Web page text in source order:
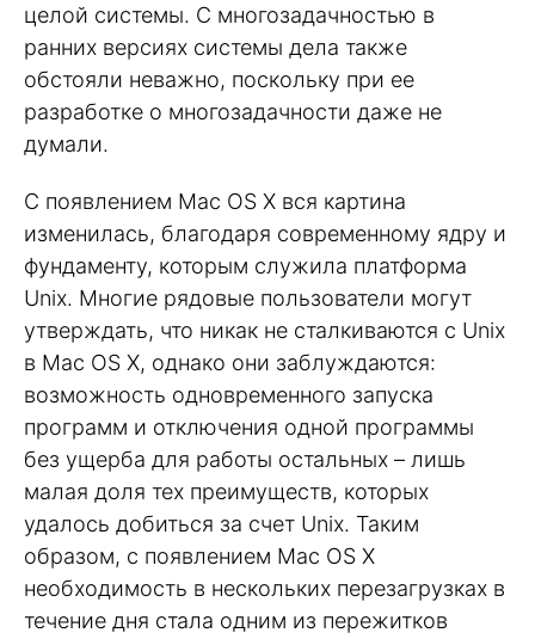
целой системы. С многозадачностью в
ранних версиях системы дела также
обстояли неважно, поскольку при ее
разработке о многозадачности даже не
думали.
С появлением Mac OS X вся картина
изменилась, благодаря современному ядру и
фундаменту, которым служила платформа
Unix. Многие рядовые пользователи могут
утверждать, что никак не сталкиваются с Unix
в Mac OS X, однако они заблуждаются:
возможность одновременного запуска
программ и отключения одной программы
без ущерба для работы остальных – лишь
малая доля тех преимуществ, которых
удалось добиться за счет Unix. Таким
образом, с появлением Mac OS X
необходимость в нескольких перезагрузках в
течение дня стала одним из пережитков